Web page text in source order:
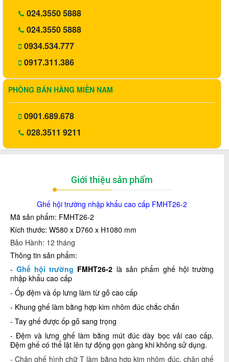
024.3550 5888
024.3550 5888
0934.534.777
0917.311.386
PHÒNG BÁN HÀNG MIỀN NAM
0901.689.678
028.3511 9211
Giới thiệu sản phẩm
Ghế hội trường nhập khẩu cao cấp FMHT26-2
Mã sản phẩm: FMHT26-2
Kích thước: W580 x D760 x H1080 mm
Bảo Hành: 12 tháng
Thông tin sản phẩm:
-Ghế hội trường FMHT26-2 là sản phẩm ghế hội trường
nhập khẩu cao cấp
- Ốp đệm và ốp lưng làm từ gỗ cao cấp
- Khung ghế làm bằng hợp kim nhôm đúc chắc chắn
- Tay ghế được ốp gỗ sang trọng
- Đệm và lưng ghế làm bằng mút đúc dày bọc vải cao cấp.
Đệm ghế có thể lật lên tự động gọn gàng khi không sử dụng.
- Chân ghế hình chữ T làm bằng hợp kim nhôm đúc, chân ghế